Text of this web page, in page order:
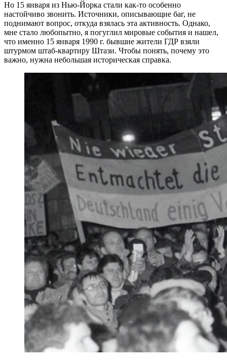
Но 15 января из Нью-Йорка стали как-то особенно
настойчиво звонить. Источники, описывающие баг, не
поднимают вопрос, откуда взялась эта активность. Однако,
мне стало любопытно, я погуглил мировые события и нашел,
что именно 15 января 1990 г. бывшие жители ГДР взяли
штурмом штаб-квартиру Штази. Чтобы понять, почему это
важно, нужна небольшая историческая справка.